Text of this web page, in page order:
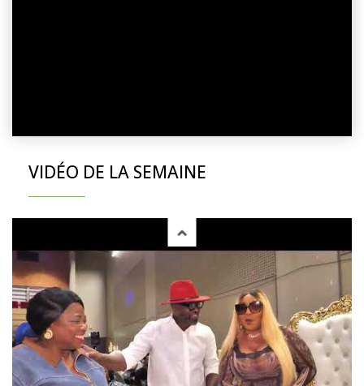
VIDÉO DE LA SEMAINE